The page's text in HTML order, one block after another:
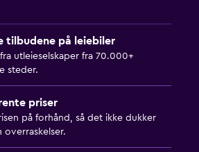
tilbudene på leiebiler
utleieselskaper fra 70.000+
steder.
priser
på forhånd, så det ikke dukker